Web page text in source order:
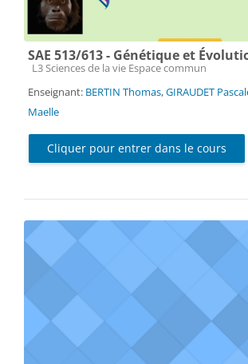
SAE 513/613 - Génétique et
Catégorie de cours
L3 Sciences de la vie Espace commun
Enseignant: BERTIN Thomas,GIRAUDET
Maelle
Cliquer pour entrer dans le cours